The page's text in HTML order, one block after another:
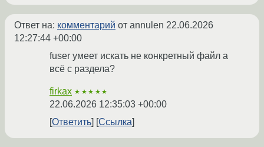
Ответ на: комментарий от annulen 22.06.2026
12:27:44 +00:00
fuser умеет искать не конкретный файл а
всё с раздела?
firkax ★★★★★
22.06.2026 12:35:03 +00:00
Ответить
Ссылка